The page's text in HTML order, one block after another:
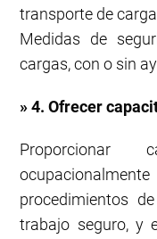
transporte de
Medidas de
cargas, con o sin
» 4. Ofrecer
Proporcionar
procedimientos
trabajo seguro, y